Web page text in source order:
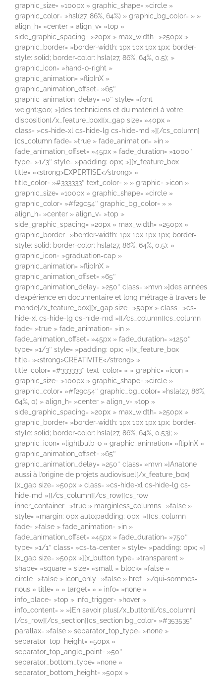
graphic_size= »100px » graphic_shape= »circle »
graphic_color= »hsl(27, 86%, 64%) » graphic_bg_color= » »
align_h= »center » align_v= »top »
side_graphic_spacing= »20px » max_width= »250px »
graphic_border= »border-width: 1px 1px 1px 1px; border-
style: solid; border-color: hsla(27, 86%, 64%, 0.5); »
graphic_icon= »hand-o-right »
graphic_animation= »flipInX »
graphic_animation_offset= »65″
graphic_animation_delay= »0″ style= »font-
weight:500; »]des techniciens et du matériel à votre
disposition[/x_feature_box][x_gap size= »40px »
class= »cs-hide-xl cs-hide-lg cs-hide-md »][/cs_column]
[cs_column fade= »true » fade_animation= »in »
fade_animation_offset= »45px » fade_duration= »1000″
type= »1/3″ style= »padding: 0px; »][x_feature_box
title= »<strong>EXPERTISE</strong> »
title_color= »#333333″ text_color= » » graphic= »icon »
graphic_size= »100px » graphic_shape= »circle »
graphic_color= »#f29c54″ graphic_bg_color= » »
align_h= »center » align_v= »top »
side_graphic_spacing= »20px » max_width= »250px »
graphic_border= »border-width: 1px 1px 1px 1px; border-
style: solid; border-color: hsla(27, 86%, 64%, 0.5); »
graphic_icon= »graduation-cap »
graphic_animation= »flipInX »
graphic_animation_offset= »65″
graphic_animation_delay= »250″ class= »mvn »]des années
d’expérience en documentaire et long métrage à travers le
monde[/x_feature_box][x_gap size= »50px » class= »cs-
hide-xl cs-hide-lg cs-hide-md »][/cs_column][cs_column
fade= »true » fade_animation= »in »
fade_animation_offset= »45px » fade_duration= »1250″
type= »1/3″ style= »padding: 0px; »][x_feature_box
title= »<strong>CRÉATIVITE</strong> »
title_color= »#333333″ text_color= » » graphic= »icon »
graphic_size= »100px » graphic_shape= »circle »
graphic_color= »#f29c54″ graphic_bg_color= »hsla(27, 86%,
64%, 0) » align_h= »center » align_v= »top »
side_graphic_spacing= »20px » max_width= »250px »
graphic_border= »border-width: 1px 1px 1px 1px; border-
style: solid; border-color: hsla(27, 86%, 64%, 0.53); »
graphic_icon= »lightbulb-o » graphic_animation= »flipInX »
graphic_animation_offset= »65″
graphic_animation_delay= »250″ class= »mvn »]Anatone
aussi à l’origine de projets audiovisuel[/x_feature_box]
[x_gap size= »50px » class= »cs-hide-xl cs-hide-lg cs-
hide-md »][/cs_column][/cs_row][cs_row
inner_container= »true » marginless_columns= »false »
style= »margin: 0px auto;padding: 0px; »][cs_column
fade= »false » fade_animation= »in »
fade_animation_offset= »45px » fade_duration= »750″
type= »1/1″ class= »cs-ta-center » style= »padding: 0px; »]
[x_gap size= »50px »][x_button type= »transparent »
shape= »square » size= »small » block= »false »
circle= »false » icon_only= »false » href= »/qui-sommes-
nous » title= » » target= » » info= »none »
info_place= »top » info_trigger= »hover »
info_content= » »]En savoir plus[/x_button][/cs_column]
[/cs_row][/cs_section][cs_section bg_color= »#353535″
parallax= »false » separator_top_type= »none »
separator_top_height= »50px »
separator_top_angle_point= »50″
separator_bottom_type= »none »
separator_bottom_height= »50px »